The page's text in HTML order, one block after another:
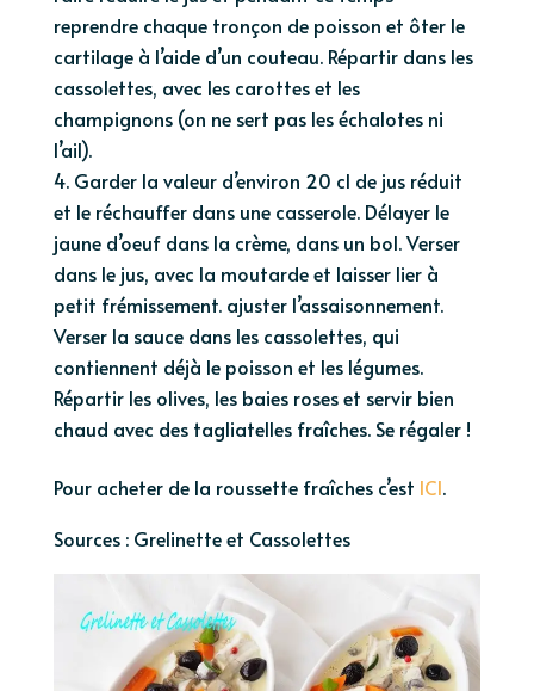
reprendre chaque tronçon de poisson et ôter le
cartilage à l’aide d’un couteau. Répartir dans les
cassolettes, avec les carottes et les
champignons (on ne sert pas les échalotes ni
l’ail).
Garder la valeur d’environ 20 cl de jus réduit
et le réchauffer dans une casserole. Délayer le
jaune d’oeuf dans la crème, dans un bol. Verser
dans le jus, avec la moutarde et laisser lier à
petit frémissement. ajuster l’assaisonnement.
Verser la sauce dans les cassolettes, qui
contiennent déjà le poisson et les légumes.
Répartir les olives, les baies roses et servir bien
chaud avec des tagliatelles fraîches. Se régaler !
Pour acheter de la roussette fraîches c’est ICI.
Sources : Grelinette et Cassolettes